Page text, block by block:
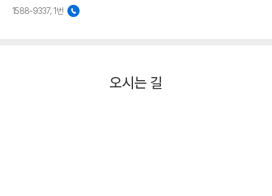
1588-9337, 1번
오시는 길